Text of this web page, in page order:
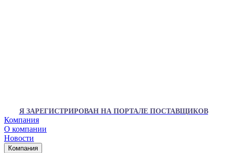
Я ЗАРЕГИСТРИРОВАН НА ПОРТАЛЕ ПОСТАВЩИКОВ
Компания
О компании
Новости
Компания